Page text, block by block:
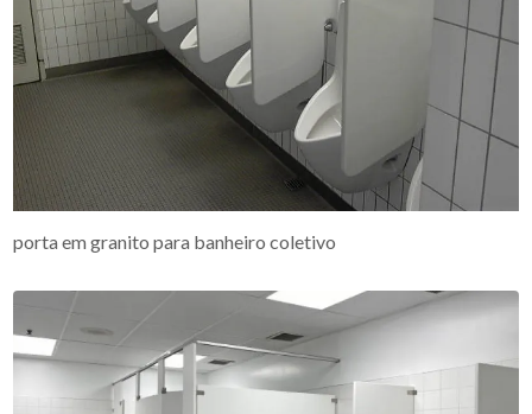
porta em granito para banheiro coletivo